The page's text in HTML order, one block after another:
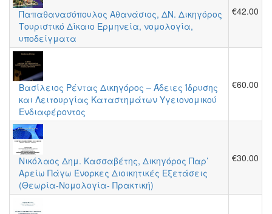
Παπαθανασόπουλος Αθανάσιος, ΔΝ. Δικηγόρος
Τουριστικό Δίκαιο Ερμηνεία, νομολογία,
υποδείγματα
€42.00
Βασίλειος Ρέντας Δικηγόρος – Άδειες Ίδρυσης
και Λειτουργίας Καταστημάτων Υγειονομικού
Ενδιαφέροντος
€60.00
Νικόλαος Δημ. Κασσαβέτης, Δικηγόρος Παρ’
Αρείω Πάγω Ένορκες Διοικητικές Εξετάσεις
(Θεωρία-Νομολογία- Πρακτική)
€30.00